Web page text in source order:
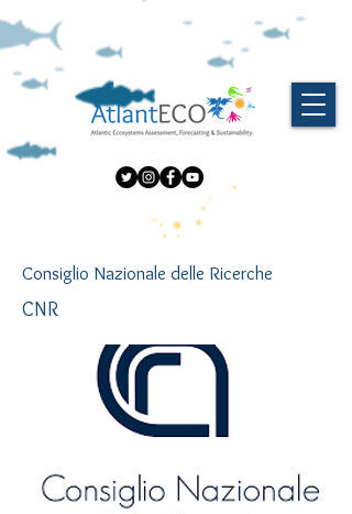
Consiglio Nazionale delle Ricerche
CNR